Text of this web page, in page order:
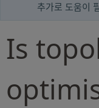
추가로 도움이
Is